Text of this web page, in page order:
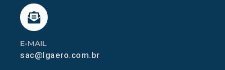
E-MAIL
sac@lgaero.com.br